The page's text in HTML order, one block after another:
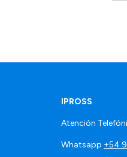
IPROSS
Atención
Whatsapp +54